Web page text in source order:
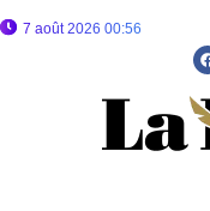
7 août 2026 00:56